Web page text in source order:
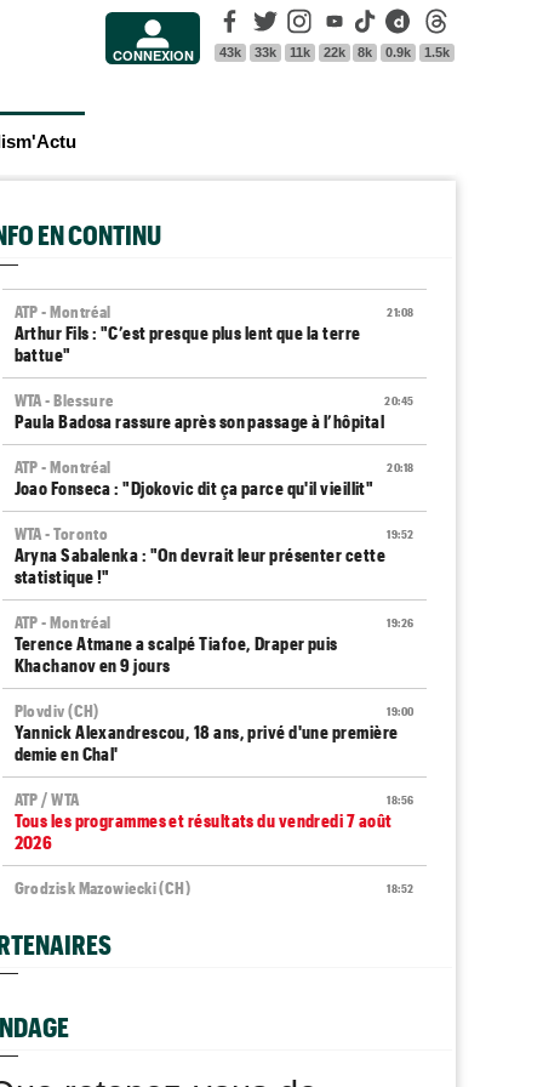
CONNEXION
Facebook
43k
Twitter
33k
Instagram
11k
Youtube
22k
Tik Tok
8k
Dailymotion
0.9k 1.5k
EN CONTINU
21:08
ATP - Montréal
Arthur Fils : "C’est presque plus lent que la terre
battue"
20:45
WTA - Blessure
Paula Badosa rassure après son passage à l’hôpital
20:18
ATP - Montréal
Joao Fonseca : "Djokovic dit ça parce qu'il vieillit"
19:52
WTA - Toronto
Aryna Sabalenka : "On devrait leur présenter cette
statistique !"
19:26
ATP - Montréal
Terence Atmane a scalpé Tiafoe, Draper puis
Khachanov en 9 jours
19:00
Plovdiv (CH)
Yannick Alexandrescou, 18 ans, privé d'une première
demie en Chal'
18:56
ATP / WTA
Tous les programmes et résultats du vendredi 7 août
2026
18:52
Grodzisk Mazowiecki (CH)
ATP - Montréal
Terence Atmane - Mensik : à quelle heure et où voir le
Istanbul (CH)
Deux Français dans le dernier carré en Turquie